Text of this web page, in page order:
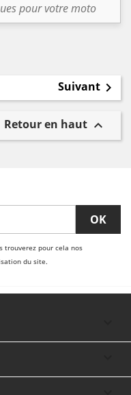
pour votre moto
Suivant 
Retour en haut 
trouverez pour cela nos
du site.